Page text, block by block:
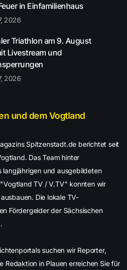
in Einfamilienhaus
2026
Triathlon am 9. August
Livestream und
2026
und dem Vogtland
Spitzenstadt.de berichtet seit
Das Team hinter
und ausgebildeten
TV / V.TV" konnten wir
Die lokale TV-
Fördergelder der Sächsischen
suchen wir Reporter,
Redaktion in Plauen erreichen Sie für